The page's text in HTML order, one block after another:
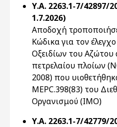
Υ.Α. 2263.1-7/42897/
1.7.2026)
Αποδοχή
Κώδικα για τον
Οξειδίων του
πετρελαίου πλοίων
2008) που
MEPC.398(83) του
Οργανισμού (ΙΜΟ)
Υ.Α. 2263.1-7/42779/